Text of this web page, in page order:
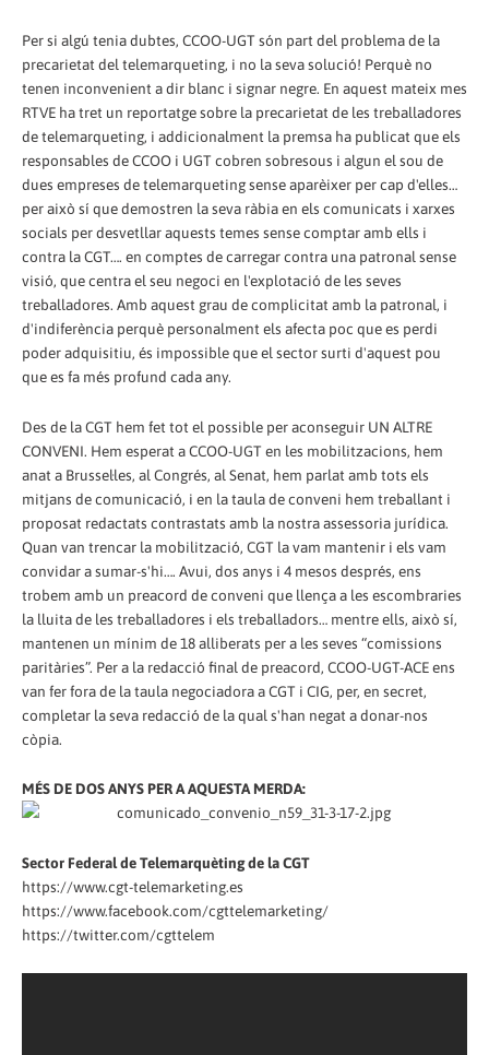
Per si algú tenia dubtes, CCOO-UGT són part del problema de la
precarietat del telemarqueting, i no la seva solució! Perquè no
tenen inconvenient a dir blanc i signar negre. En aquest mateix mes
RTVE ha tret un reportatge sobre la precarietat de les treballadores
de telemarqueting, i addicionalment la premsa ha publicat que els
responsables de CCOO i UGT cobren sobresous i algun el sou de
dues empreses de telemarqueting sense aparèixer per cap d'elles…
per això sí que demostren la seva ràbia en els comunicats i xarxes
socials per desvetllar aquests temes sense comptar amb ells i
contra la CGT…. en comptes de carregar contra una patronal sense
visió, que centra el seu negoci en l'explotació de les seves
treballadores. Amb aquest grau de complicitat amb la patronal, i
d'indiferència perquè personalment els afecta poc que es perdi
poder adquisitiu, és impossible que el sector surti d'aquest pou
que es fa més profund cada any.
Des de la CGT hem fet tot el possible per aconseguir UN ALTRE
CONVENI. Hem esperat a CCOO-UGT en les mobilitzacions, hem
anat a Brussel·les, al Congrés, al Senat, hem parlat amb tots els
mitjans de comunicació, i en la taula de conveni hem treballant i
proposat redactats contrastats amb la nostra assessoria jurídica.
Quan van trencar la mobilització, CGT la vam mantenir i els vam
convidar a sumar-s'hi…. Avui, dos anys i 4 mesos després, ens
trobem amb un preacord de conveni que llença a les escombraries
la lluita de les treballadores i els treballadors… mentre ells, això sí,
mantenen un mínim de 18 alliberats per a les seves “comissions
paritàries”. Per a la redacció final de preacord, CCOO-UGT-ACE ens
van fer fora de la taula negociadora a CGT i CIG, per, en secret,
completar la seva redacció de la qual s'han negat a donar-nos
còpia.
MÉS DE DOS ANYS PER A AQUESTA MERDA:
Sector Federal de Telemarquèting de la CGT
https://www.cgt-telemarketing.es
https://www.facebook.com/cgttelemarketing/
https://twitter.com/cgttelem